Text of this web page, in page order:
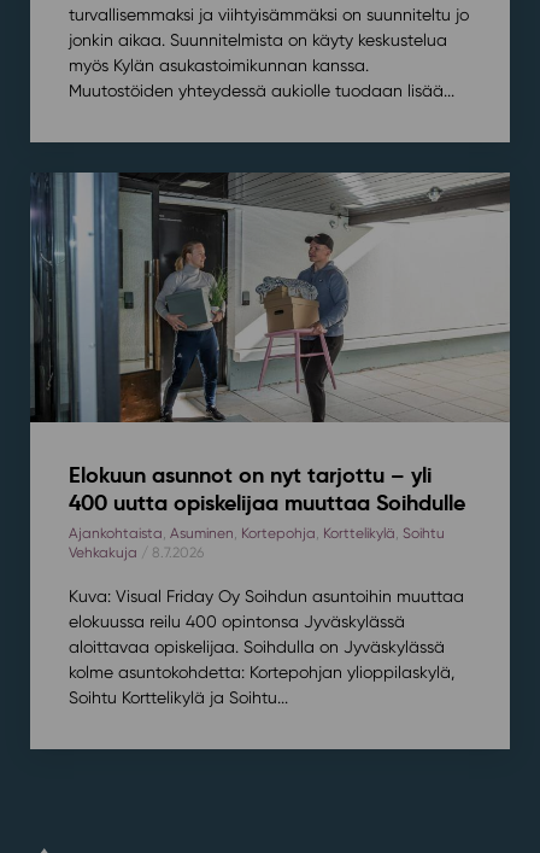
turvallisemmaksi ja viihtyisämmäksi on suunniteltu jo
jonkin aikaa. Suunnitelmista on käyty keskustelua
myös Kylän asukastoimikunnan kanssa.
Muutostöiden yhteydessä aukiolle tuodaan lisää...
Elokuun asunnot on nyt tarjottu – yli
400 uutta opiskelijaa muuttaa Soihdulle
Ajankohtaista, Asuminen, Kortepohja, Korttelikylä, Soihtu
Vehkakuja / 8.7.2026
Kuva: Visual Friday Oy Soihdun asuntoihin muuttaa
elokuussa reilu 400 opintonsa Jyväskylässä
aloittavaa opiskelijaa. Soihdulla on Jyväskylässä
kolme asuntokohdetta: Kortepohjan ylioppilaskylä,
Soihtu Korttelikylä ja Soihtu...